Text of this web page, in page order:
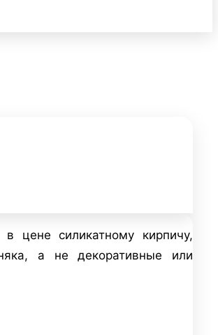
цене силикатному кирпичу,
а не декоративные или